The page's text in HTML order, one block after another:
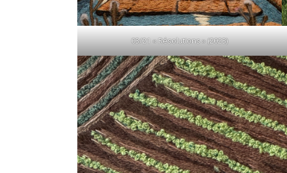
03/21 « Résolutions » (2023)